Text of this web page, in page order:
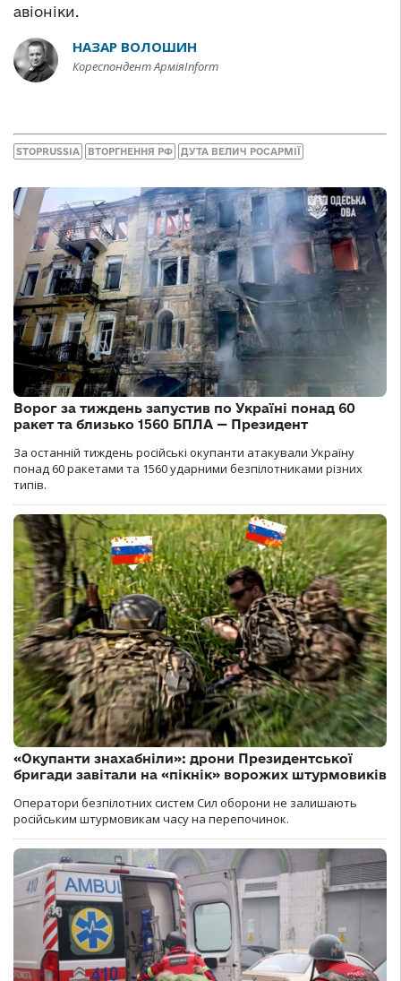
авіоніки.
НАЗАР ВОЛОШИН
Кореспондент АрміяInform
STOPRUSSIA ВТОРГНЕННЯ РФ ДУТА ВЕЛИЧ РОСАРМІЇ
Ворог за тиждень запустив по Україні понад 60
ракет та близько 1560 БПЛА — Президент
За останній тиждень російські окупанти атакували Україну
понад 60 ракетами та 1560 ударними безпілотниками різних
типів.
«Окупанти знахабніли»: дрони Президентської
бригади завітали на «пікнік» ворожих штурмовиків
Оператори безпілотних систем Сил оборони не залишають
російським штурмовикам часу на перепочинок.